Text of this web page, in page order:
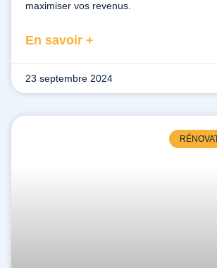
maximiser vos revenus.
En savoir +
23 septembre 2024